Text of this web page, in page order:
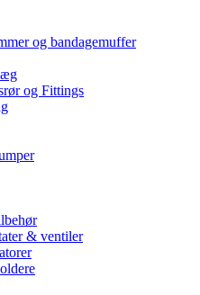
og bandagemuffer
og Fittings
& ventiler